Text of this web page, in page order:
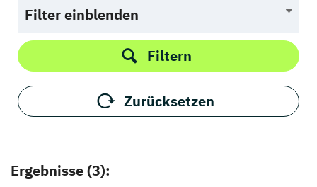
Filter einblenden
Filtern
Zurücksetzen
Ergebnisse (3):